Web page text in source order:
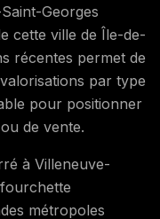
Georges
cette ville de Île-de-
récentes permet de
par type
pour positionner
de vente.
à Villeneuve-
métropoles